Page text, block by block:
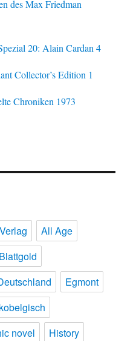
des Max Friedman
20: Alain Cardan 4
Collector’s Edition 1
Chroniken 1973
All Age
Blattgold
Egmont
novel
History